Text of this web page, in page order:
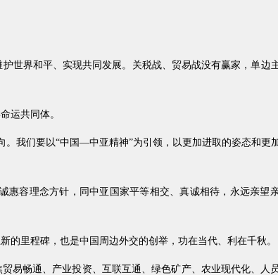
世界和平、实现共同发展。关税战、贸易战没有赢家，单边
运共同体。
我们要以“中国—中亚精神”为引领，以更加进取的姿态和更
容理念方针，同中亚国家平等相交、真诚相待，永远亲望
里程碑，也是中国周边外交的创举，功在当代、利在千秋。
易畅通、产业投资、互联互通、绿色矿产、农业现代化、人